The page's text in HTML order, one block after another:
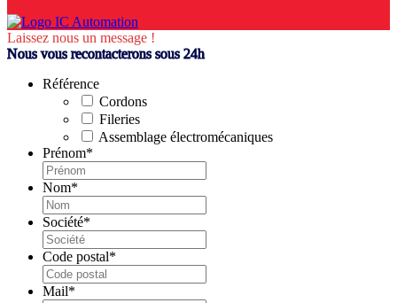
Laissez nous un message !
Nous vous recontacterons sous 24h
Référence
Cordons
Fileries
Assemblage électromécaniques
Prénom*
Nom*
Société*
Code postal*
Mail*